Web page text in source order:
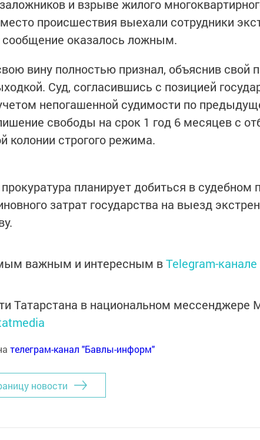
и взрыве жилого
происшествия выехали сотрудники
сообщение оказалось ложным.
вину полностью признал, объяснив свой
Суд, согласившись с позицией
непогашенной судимости по
свободы на срок 1 год 6 месяцев с
колонии строгого режима.
планирует добиться в судебном
затрат государства на выезд
важным и интересным вTelegram-канале
Татарстана в национальном мессенджере
телеграм-канал "Бавлы-информ"
новости